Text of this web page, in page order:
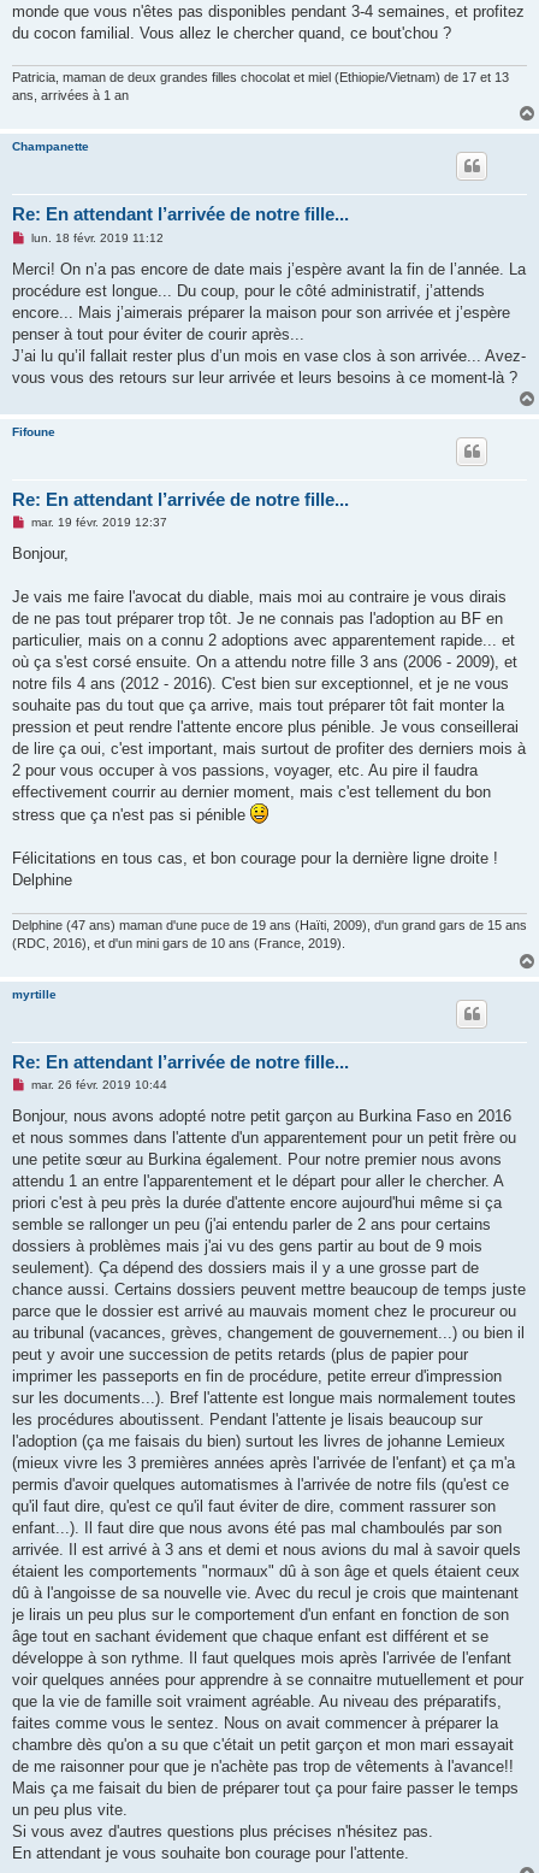
monde que vous n'êtes pas disponibles pendant 3-4 semaines, et profitez
du cocon familial. Vous allez le chercher quand, ce bout'chou ?
Patricia, maman de deux grandes filles chocolat et miel (Ethiopie/Vietnam) de 17 et 13
ans, arrivées à 1 an
Champanette
Re: En attendant l’arrivée de notre fille...
M
s
a
g
n
o
l
lun. 18 févr. 2019 11:12
Merci! On n’a pas encore de date mais j’espère avant la fin de l’année. La
procédure est longue... Du coup, pour le côté administratif, j’attends
encore... Mais j’aimerais préparer la maison pour son arrivée et j’espère
penser à tout pour éviter de courir après...
J’ai lu qu’il fallait rester plus d’un mois en vase clos à son arrivée... Avez-
vous vous des retours sur leur arrivée et leurs besoins à ce moment-là ?
Fifoune
Re: En attendant l’arrivée de notre fille...
M
s
g
n
o
l
u
mar. 19 févr. 2019 12:37
Bonjour,
Je vais me faire l'avocat du diable, mais moi au contraire je vous dirais
de ne pas tout préparer trop tôt. Je ne connais pas l'adoption au BF en
particulier, mais on a connu 2 adoptions avec apparentement rapide... et
où ça s'est corsé ensuite. On a attendu notre fille 3 ans (2006 - 2009), et
notre fils 4 ans (2012 - 2016). C'est bien sur exceptionnel, et je ne vous
souhaite pas du tout que ça arrive, mais tout préparer tôt fait monter la
pression et peut rendre l'attente encore plus pénible. Je vous conseillerai
de lire ça oui, c'est important, mais surtout de profiter des derniers mois à
2 pour vous occuper à vos passions, voyager, etc. Au pire il faudra
effectivement courrir au dernier moment, mais c'est tellement du bon
stress que ça n'est pas si pénible
Félicitations en tous cas, et bon courage pour la dernière ligne droite !
Delphine
Delphine (47 ans) maman d'une puce de 19 ans (Haïti, 2009), d'un grand gars de 15 ans
(RDC, 2016), et d'un mini gars de 10 ans (France, 2019).
myrtille
Re: En attendant l’arrivée de notre fille...
M
s
a
g
n
o
l
u
mar. 26 févr. 2019 10:44
Bonjour, nous avons adopté notre petit garçon au Burkina Faso en 2016
et nous sommes dans l'attente d'un apparentement pour un petit frère ou
une petite sœur au Burkina également. Pour notre premier nous avons
attendu 1 an entre l'apparentement et le départ pour aller le chercher. A
priori c'est à peu près la durée d'attente encore aujourd'hui même si ça
semble se rallonger un peu (j'ai entendu parler de 2 ans pour certains
dossiers à problèmes mais j'ai vu des gens partir au bout de 9 mois
seulement). Ça dépend des dossiers mais il y a une grosse part de
chance aussi. Certains dossiers peuvent mettre beaucoup de temps juste
parce que le dossier est arrivé au mauvais moment chez le procureur ou
au tribunal (vacances, grèves, changement de gouvernement...) ou bien il
peut y avoir une succession de petits retards (plus de papier pour
imprimer les passeports en fin de procédure, petite erreur d'impression
sur les documents...). Bref l'attente est longue mais normalement toutes
les procédures aboutissent. Pendant l'attente je lisais beaucoup sur
l'adoption (ça me faisais du bien) surtout les livres de johanne Lemieux
(mieux vivre les 3 premières années après l'arrivée de l'enfant) et ça m'a
permis d'avoir quelques automatismes à l'arrivée de notre fils (qu'est ce
qu'il faut dire, qu'est ce qu'il faut éviter de dire, comment rassurer son
enfant...). Il faut dire que nous avons été pas mal chamboulés par son
arrivée. Il est arrivé à 3 ans et demi et nous avions du mal à savoir quels
étaient les comportements "normaux" dû à son âge et quels étaient ceux
dû à l'angoisse de sa nouvelle vie. Avec du recul je crois que maintenant
je lirais un peu plus sur le comportement d'un enfant en fonction de son
âge tout en sachant évidement que chaque enfant est différent et se
développe à son rythme. Il faut quelques mois après l'arrivée de l'enfant
voir quelques années pour apprendre à se connaitre mutuellement et pour
que la vie de famille soit vraiment agréable. Au niveau des préparatifs,
faites comme vous le sentez. Nous on avait commencer à préparer la
chambre dès qu'on a su que c'était un petit garçon et mon mari essayait
de me raisonner pour que je n'achète pas trop de vêtements à l'avance!!
Mais ça me faisait du bien de préparer tout ça pour faire passer le temps
un peu plus vite.
Si vous avez d'autres questions plus précises n'hésitez pas.
En attendant je vous souhaite bon courage pour l'attente.